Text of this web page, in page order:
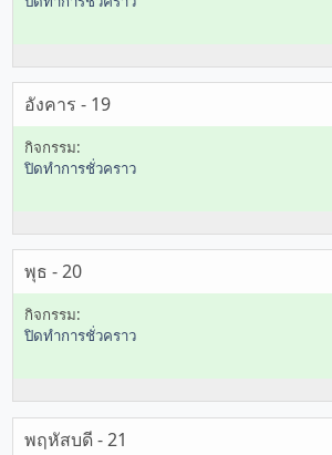
อังคาร - 19
ปิดทำการชั่วคราว
พุธ - 20
ปิดทำการชั่วคราว
พฤหัสบดี - 21